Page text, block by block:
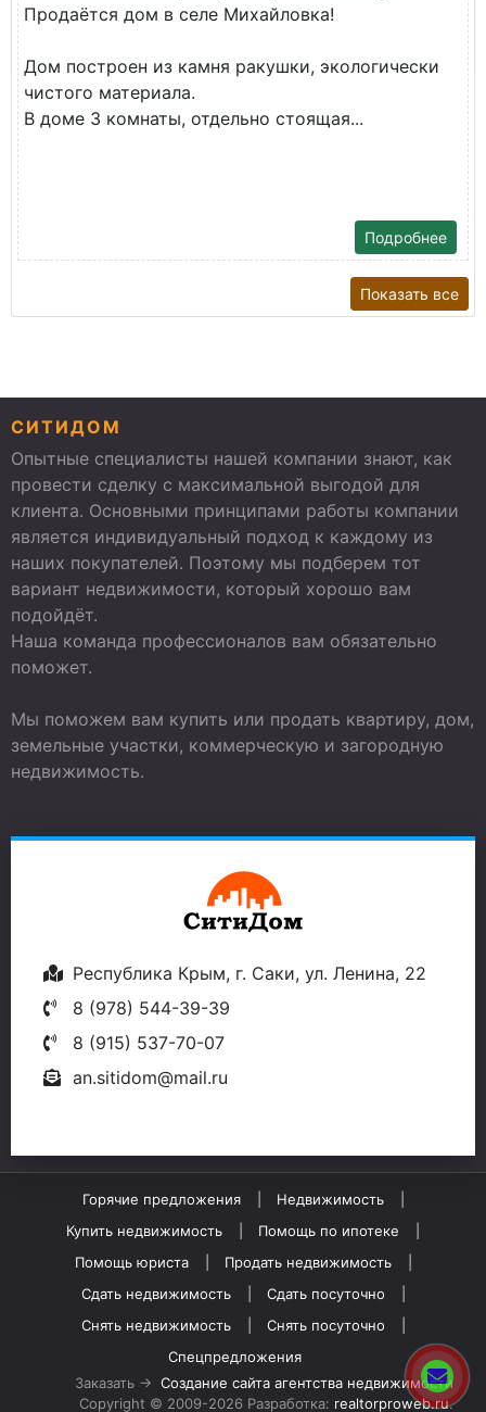
Продаётся дом в селе Михайловка!
Дом построен из камня ракушки, экологически
чистого материала.
В доме 3 комнаты, отдельно стоящая...
Подробнее
Показать все
СИТИДОМ
Опытные специалисты нашей компании знают, как
провести сделку с максимальной выгодой для
клиента. Основными принципами работы компании
является индивидуальный подход к каждому из
наших покупателей. Поэтому мы подберем тот
вариант недвижимости, который хорошо вам
подойдёт.
Наша команда профессионалов вам обязательно
поможет.
Мы поможем вам купить или продать квартиру, дом,
земельные участки, коммерческую и загородную
недвижимость.
Республика Крым, г. Саки, ул. Ленина, 22
8 (978) 544-39-39
8 (915) 537-70-07
an.sitidom@mail.ru
Горячие предложения
Недвижимость
Купить недвижимость
Помощь по ипотеке
Помощь юриста
Продать недвижимость
Сдать недвижимость
Сдать посуточно
Снять недвижимость
Снять посуточно
Спецпредложения
Заказать → Создание сайта агентства недвижимости
Copyright © 2009-2026 Разработка: realtorproweb.ru.